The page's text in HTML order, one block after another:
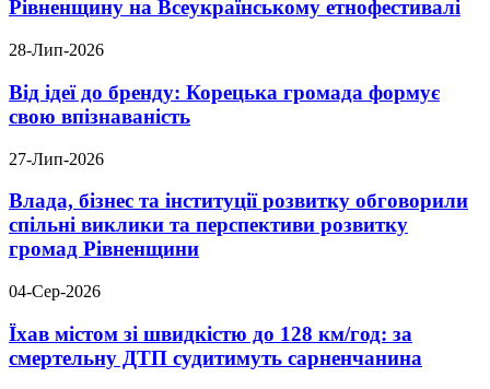
Рівненщину на Всеукраїнському етнофестивалі
28-Лип-2026
Від ідеї до бренду: Корецька громада формує
свою впізнаваність
27-Лип-2026
Влада, бізнес та інституції розвитку обговорили
спільні виклики та перспективи розвитку
громад Рівненщини
04-Сер-2026
Їхав містом зі швидкістю до 128 км/год: за
смертельну ДТП судитимуть сарненчанина